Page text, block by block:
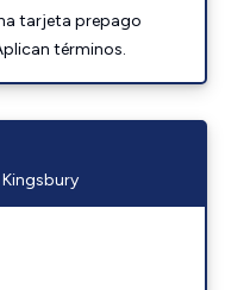
tarjeta prepago
términos.